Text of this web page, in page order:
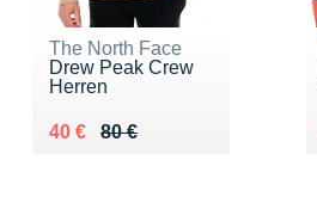
The North Face
Drew Peak Crew
Herren
80 €
Au lieu de 80 €
40 €
Vendu 40 €